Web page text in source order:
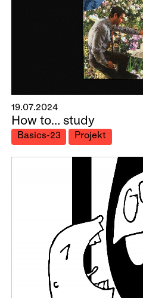
19.07.2024
How to… study
Basics-23 Projekt